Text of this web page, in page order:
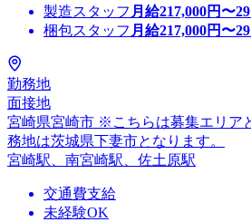
製造スタッフ 月給217,000円〜
梱包スタッフ 月給217,000円〜
勤務地
面接地
宮崎県宮崎市 ※こちらは募集エリア
務地は茨城県下妻市となります。
宮崎駅、南宮崎駅、佐土原駅
交通費支給
未経験OK